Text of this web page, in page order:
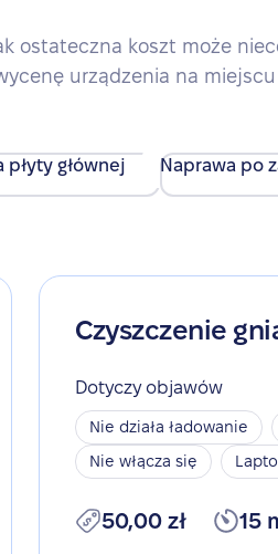
ostateczna koszt może
urządzenia na miejscu
płyty głównej Naprawa po
Czyszczenie
Dotyczy objawów
Nie działa ładowanie
Nie włącza się
50,00 zł 15